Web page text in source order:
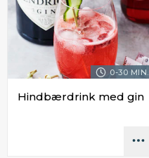
0-30 MIN.
Hindbærdrink med gin